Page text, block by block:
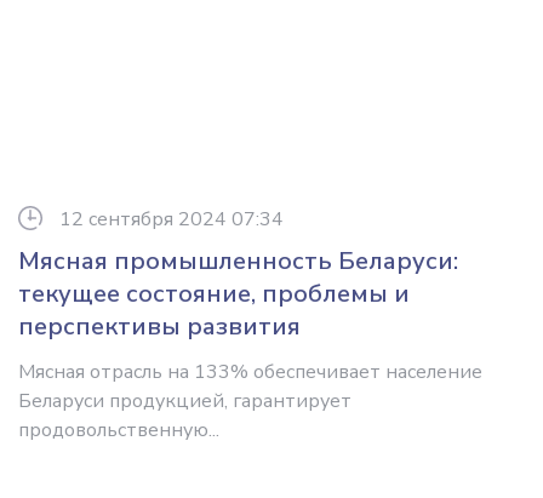
12 сентября 2024 07:34
Мясная промышленность Беларуси:
текущее состояние, проблемы и
перспективы развития
Мясная отрасль на 133% обеспечивает население
Беларуси продукцией, гарантирует
продовольственную...